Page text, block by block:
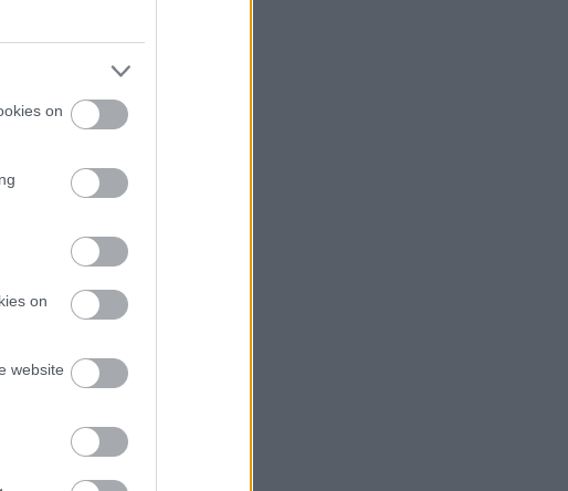
on
on
website